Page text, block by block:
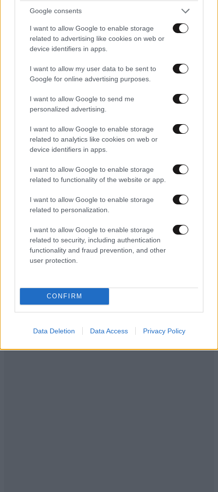
Google consents
I want to allow Google to enable storage
related to advertising like cookies on web or
device identifiers in apps.
I want to allow my user data to be sent to
Google for online advertising purposes.
I want to allow Google to send me
personalized advertising.
I want to allow Google to enable storage
related to analytics like cookies on web or
device identifiers in apps.
I want to allow Google to enable storage
related to functionality of the website or app.
I want to allow Google to enable storage
related to personalization.
I want to allow Google to enable storage
related to security, including authentication
functionality and fraud prevention, and other
user protection.
CONFIRM
Data Deletion Data Access Privacy Policy
LIFESTYLE
Νία Βαρντάλος – Σπύρος Κατσαγάνης: Μια
σχέση που θυμίζει σενάριο ταινίας και μετρά
πάνω από τέσσερα χρόνια